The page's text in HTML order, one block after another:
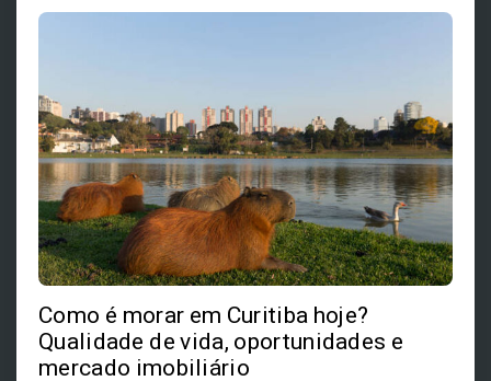
Como é morar em Curitiba hoje?
Qualidade de vida, oportunidades e
mercado imobiliário